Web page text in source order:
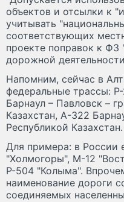
объектов и отсылки к
учитывать
соответствующих
проекте поправок к ФЗ
дорожной
Напомним, сейчас в
федеральные трассы:
Барнаул – Павловск –
Казахстан, А-322
Республикой Казахстан.
Для примера: в России
"Холмогоры", М-12
Р-504 "Колыма".
наименование дороги
соединяемых